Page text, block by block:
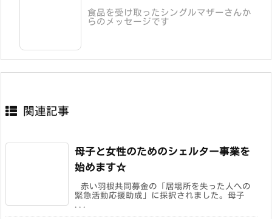
食品を受け取ったシングルマザーさんか
らのメッセージです
関連記事
母子と女性のためのシェルター事業を
始めます☆
赤い羽根共同募金の「居場所を失った人への
緊急活動応援助成」に採択されました。母子
...